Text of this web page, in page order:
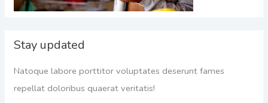
Stay updated
Natoque labore porttitor voluptates deserunt fames
repellat doloribus quaerat veritatis!